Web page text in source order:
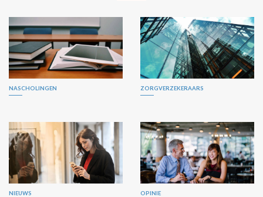
NASCHOLINGEN ZORGVERZEKERAARS
NIEUWS OPINIE